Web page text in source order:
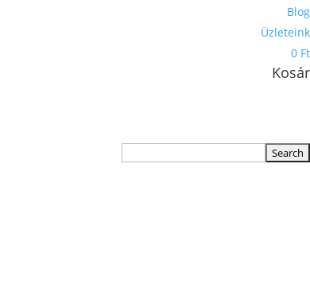
Blog
Üzleteink
0 Ft
Kosár